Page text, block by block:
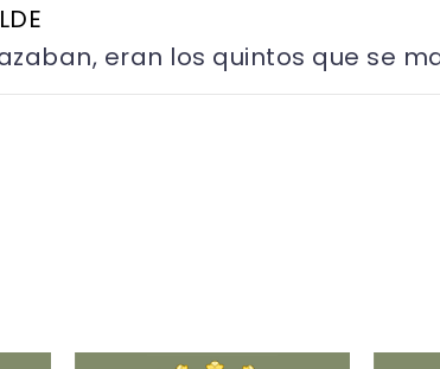
eran los quintos que se